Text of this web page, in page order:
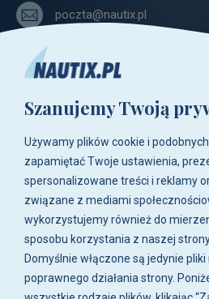
poczta@nautix.pl
+48 783-788-216
ul. Zwoleńska 23,
04-761 Warszawa
Biuro i sklep są czynne:
pn-pt w godz. 8:00 - 16:00.
O firmie
Zakupy
Szanujemy Twoją
Używamy plików cookie i
zapamiętać Twoje ustawienia,
spersonalizowane treści i reklamy
związane z mediami
wykorzystujemy również do
sposobu korzystania z naszej
Domyślnie włączone są jedynie
poprawnego działania strony.